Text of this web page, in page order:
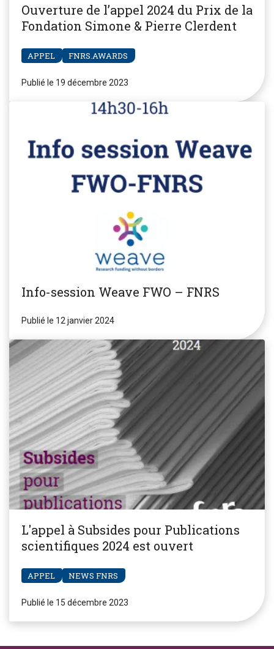
Ouverture de l’appel 2024 du Prix de la
Fondation Simone & Pierre Clerdent
APPEL FNRS.AWARDS
Publié le 19 décembre 2023
Info-session Weave FWO – FNRS
Publié le 12 janvier 2024
L'appel à Subsides pour Publications
scientifiques 2024 est ouvert
APPEL NEWS FNRS
Publié le 15 décembre 2023